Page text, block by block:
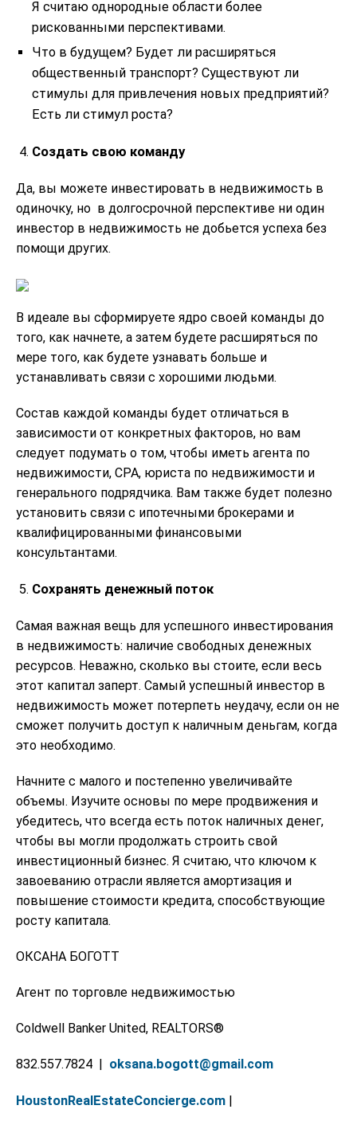
Я считаю однородные области более
рискованными перспективами.
Что в будущем? Будет ли расширяться
общественный транспорт? Существуют ли
стимулы для привлечения новых предприятий?
Есть ли стимул роста?
Создать свою команду
Да, вы можете инвестировать в недвижимость в
одиночку, но в долгосрочной перспективе ни один
инвестор в недвижимость не добьется успеха без
помощи других.
В идеале вы сформируете ядро ​​своей команды до
того, как начнете, а затем будете расширяться по
мере того, как будете узнавать больше и
устанавливать связи с хорошими людьми.
Состав каждой команды будет отличаться в
зависимости от конкретных факторов, но вам
следует подумать о том, чтобы иметь агента по
недвижимости, CPA, юриста по недвижимости и
генерального подрядчика. Вам также будет полезно
установить связи с ипотечными брокерами и
квалифицированными финансовыми
консультантами.
Сохранять денежный поток
Самая важная вещь для успешного инвестирования
в недвижимость: наличие свободных денежных
ресурсов. Неважно, сколько вы стоите, если весь
этот капитал заперт. Самый успешный инвестор в
недвижимость может потерпеть неудачу, если он не
сможет получить доступ к наличным деньгам, когда
это необходимо.
Начните с малого и постепенно увеличивайте
объемы. Изучите основы по мере продвижения и
убедитесь, что всегда есть поток наличных денег,
чтобы вы могли продолжать строить свой
инвестиционный бизнес. Я считаю, что ключом к
завоеванию отрасли является амортизация и
повышение стоимости кредита, способствующие
росту капитала.
ОКСАНА БОГОТТ
Агент по торговле недвижимостью
Coldwell Banker United, REALTORS®
832.557.7824 | oksana.bogott@gmail.com
HoustonRealEstateConcierge.com